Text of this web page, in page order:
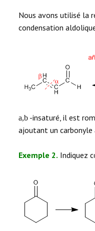
Nous avons utilisé la
condensation
a,b -insaturé, il est
ajoutant un carbonyle
Exemple 2. Indiquez